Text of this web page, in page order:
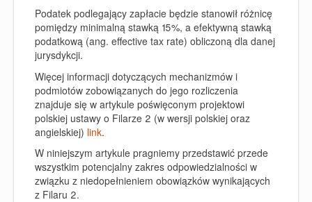
Podatek podlegający zapłacie będzie stanowił różnicę
pomiędzy minimalną stawką 15%, a efektywną stawką
podatkową (ang. effective tax rate) obliczoną dla danej
jurysdykcji.
Więcej informacji dotyczących mechanizmów i
podmiotów zobowiązanych do jego rozliczenia
znajduje się w artykule poświęconym projektowi
polskiej ustawy o Filarze 2 (w wersji polskiej oraz
angielskiej) link.
W niniejszym artykule pragniemy przedstawić przede
wszystkim potencjalny zakres odpowiedzialności w
związku z niedopełnieniem obowiązków wynikających
z Filaru 2.